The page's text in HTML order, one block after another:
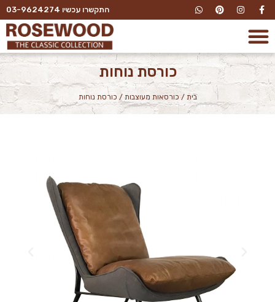
התקשרו עכשיו 03-9624274
כורסת נוחות
בית / כורסאות מעוצבות / כורסת נוחות